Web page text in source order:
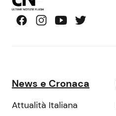
News e Cronaca
Attualità Italiana